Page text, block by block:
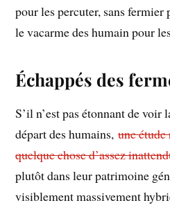
pour les percuter, sans fermier
le vacarme des humain pour
Échappés des
S’il n’est pas étonnant de voir
départ des humains,une
quelque chose d’assez
plutôt dans leur patrimoine
visiblement massivement